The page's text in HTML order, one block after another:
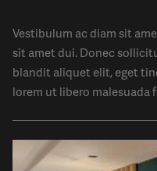
Vestibulum ac diam sit
sit amet dui. Donec
blandit aliquet elit, eget
lorem ut libero malesuada